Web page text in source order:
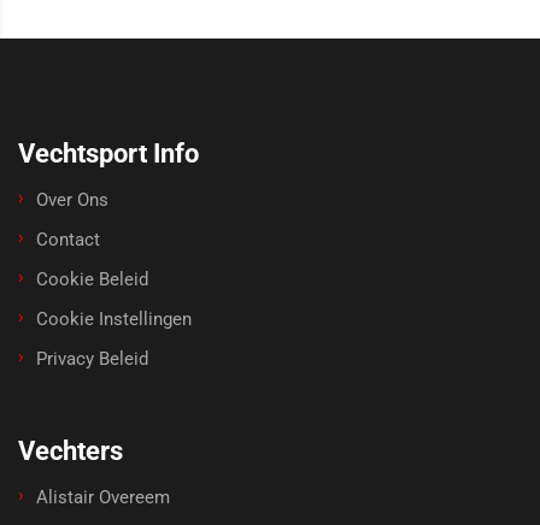
Vechtsport Info
Over Ons
Contact
Cookie Beleid
Cookie Instellingen
Privacy Beleid
Vechters
Alistair Overeem